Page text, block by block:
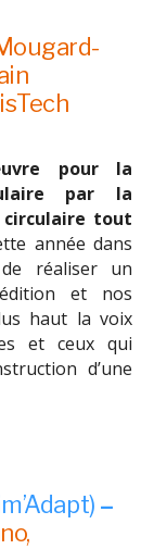
pour la
par la
circulaire tout
année dans
réaliser un
et nos
haut la voix
et ceux qui
d’une
–